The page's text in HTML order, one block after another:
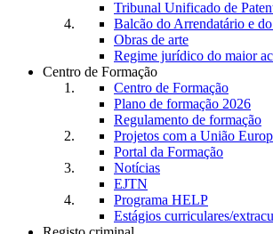
Tribunal Unificado de
Balcão do Arrendatário e
Obras de arte
Regime jurídico do maior
Centro de Formação
Centro de Formação
Plano de formação 2026
Regulamento de formação
Projetos com a União
Portal da Formação
Notícias
EJTN
Programa HELP
Estágios curriculares/